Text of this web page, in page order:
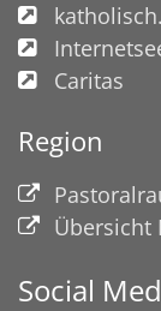
Caritas
Region
Übersicht
Social